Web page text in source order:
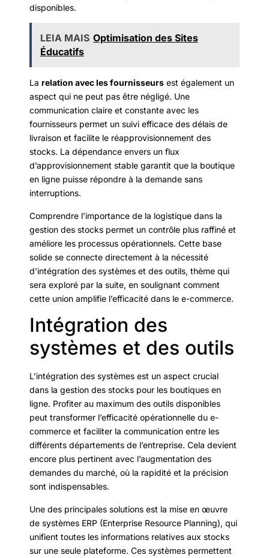
disponibles.
LEIA MAIS Optimisation des Sites
Éducatifs
La relation avec les fournisseurs est également un
aspect qui ne peut pas être négligé. Une
communication claire et constante avec les
fournisseurs permet un suivi efficace des délais de
livraison et facilite le réapprovisionnement des
stocks. La dépendance envers un flux
d’approvisionnement stable garantit que la boutique
en ligne puisse répondre à la demande sans
interruptions.
Comprendre l’importance de la logistique dans la
gestion des stocks permet un contrôle plus raffiné et
améliore les processus opérationnels. Cette base
solide se connecte directement à la nécessité
d’intégration des systèmes et des outils, thème qui
sera exploré par la suite, en soulignant comment
cette union amplifie l’efficacité dans le e-commerce.
Intégration des
systèmes et des outils
L’intégration des systèmes est un aspect crucial
dans la gestion des stocks pour les boutiques en
ligne. Profiter au maximum des outils disponibles
peut transformer l’efficacité opérationnelle du e-
commerce et faciliter la communication entre les
différents départements de l’entreprise. Cela devient
encore plus pertinent avec l’augmentation des
demandes du marché, où la rapidité et la précision
sont indispensables.
Une des principales solutions est la mise en œuvre
de systèmes ERP (Enterprise Resource Planning), qui
unifient toutes les informations relatives aux stocks
sur une seule plateforme. Ces systèmes permettent